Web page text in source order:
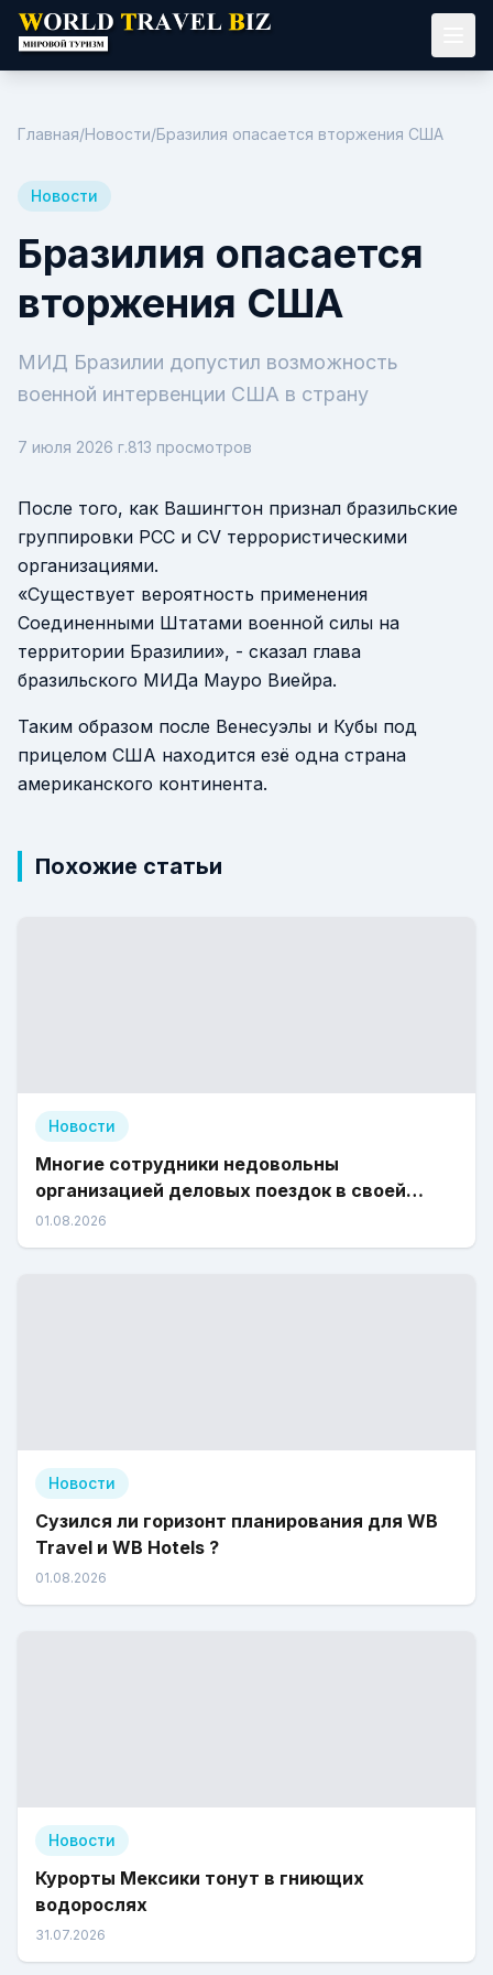
Главная/Новости/Бразилия опасается вторжения США
Новости
Бразилия опасается
вторжения США
МИД Бразилии допустил возможность
военной интервенции США в страну
7 июля 2026 г.813 просмотров
После того, как Вашингтон признал бразильские
группировки PCC и CV террористическими
организациями.
«Существует вероятность применения
Соединенными Штатами военной силы на
территории Бразилии», - сказал глава
бразильского МИДа Мауро Виейра.
Таким образом после Венесуэлы и Кубы под
прицелом США находится езё одна страна
американского континента.
Похожие статьи
Новости
Многие сотрудники недовольны
организацией деловых поездок в своей
компании
01.08.2026
Новости
Сузился ли горизонт планирования для WB
Travel и WB Hotels ?
01.08.2026
Новости
Курорты Мексики тонут в гниющих
водорослях
31.07.2026